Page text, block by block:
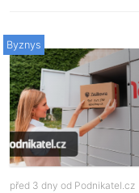
Byznys
před 3 dny od Podnikatel.cz